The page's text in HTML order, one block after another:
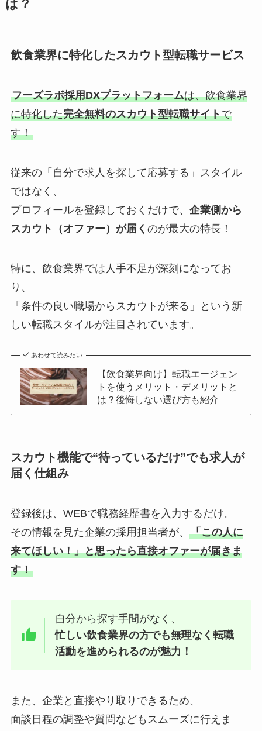
は？
飲食業界に特化したスカウト型転職サービス
フーズラボ採用DXプラットフォームは、飲食業界
に特化した完全無料のスカウト型転職サイトで
す！
従来の「自分で求人を探して応募する」スタイル
ではなく、
プロフィールを登録しておくだけで、 企業側から
スカウト（オファー）が届く のが最大の特長！
特に、飲食業界では人手不足が深刻になってお
り、
「条件の良い職場からスカウトが来る」という新
しい転職スタイルが注目されています。
あわせて読みたい
【飲食業界向け】転職エージェン
トを使うメリット・デメリットと
は？後悔しない選び方も紹介
スカウト機能で“待っているだけ”でも求人が
届く仕組み
登録後は、WEBで職務経歴書を入力するだけ。
その情報を見た企業の採用担当者が、 「この人に
来てほしい！」と思ったら直接オファーが届きま
す！
自分から探す手間がなく、
忙しい飲食業界の方でも無理なく転職
活動を進められるのが魅力！
また、企業と直接やり取りできるため、
面談日程の調整や質問などもスムーズに行えま